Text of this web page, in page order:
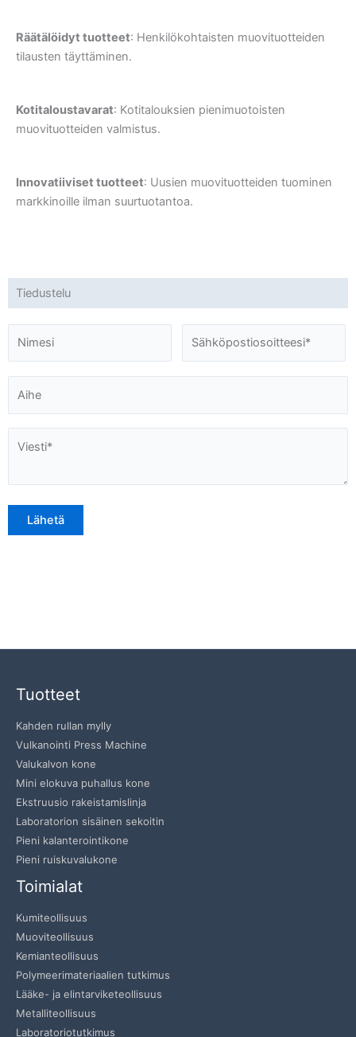
Räätälöidyt tuotteet: Henkilökohtaisten muovituotteiden
tilausten täyttäminen.
Kotitaloustavarat: Kotitalouksien pienimuotoisten
muovituotteiden valmistus.
Innovatiiviset tuotteet: Uusien muovituotteiden tuominen
markkinoille ilman suurtuotantoa.
Tiedustelu
Tuotteet
Kahden rullan mylly
Vulkanointi Press Machine
Valukalvon kone
Mini elokuva puhallus kone
Ekstruusio rakeistamislinja
Laboratorion sisäinen sekoitin
Pieni kalanterointikone
Pieni ruiskuvalukone
Toimialat
Kumiteollisuus
Muoviteollisuus
Kemianteollisuus
Polymeerimateriaalien tutkimus
Lääke- ja elintarviketeollisuus
Metalliteollisuus
Laboratoriotutkimus